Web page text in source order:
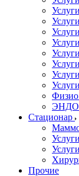
Физио
Стационар
Прочие